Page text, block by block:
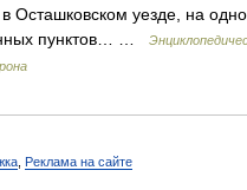
Осташковском уезде, на
пунктов… …
Реклама на сайте